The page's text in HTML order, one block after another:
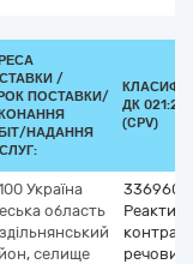
/
ПОСТАВКИ/
НАДАННЯ
ДК
(CPV)
Україна
область
селище